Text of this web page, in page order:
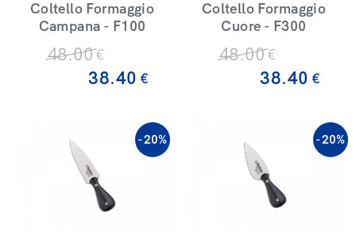
Coltello Formaggio
Campana - F100
48.00€
38.40 €
Coltello Formaggio
Cuore - F300
48.00€
38.40 €
-20% -20%